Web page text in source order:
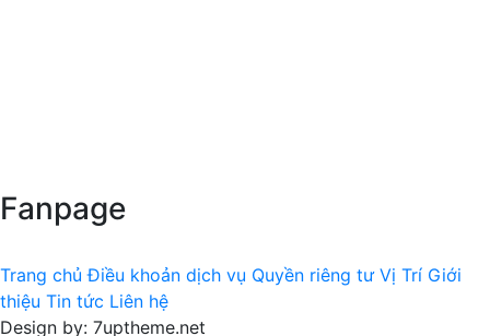
Fanpage
Trang chủ Điều khoản dịch vụ Quyền riêng tư Vị Trí Giới
thiệu Tin tức Liên hệ
Design by: 7uptheme.net